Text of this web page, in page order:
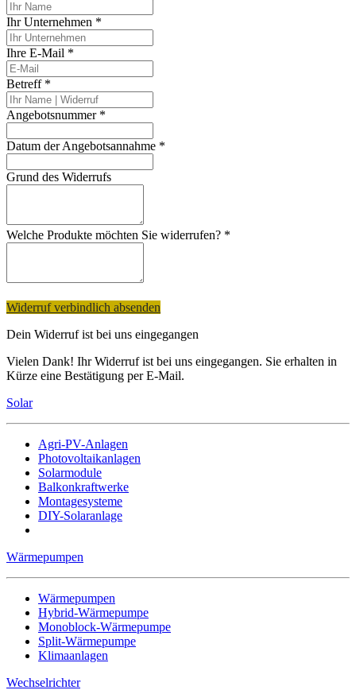
Ihr Unternehmen *
Ihre E-Mail *
Betreff*
Angebotsnummer*
Datum der Angebotsannahme *
Grund des Widerrufs
Welche Produkte möchten Sie widerrufen? *
Widerruf verbindlich absenden
Dein Widerruf ist bei uns eingegangen
Vielen Dank! Ihr Widerruf ist bei uns eingegangen. Sie erhalten in
Kürze eine Bestätigung per E-Mail.
Solar
Agri-PV-Anlagen
Photovoltaikanlagen
Solarmodule
Balkonkraftwerke
Montagesysteme
DIY-Solaranlage
Wärmepumpen
Wärmepumpen
Hybrid-Wärmepumpe
Monoblock-Wärmepumpe
Split-Wärmepumpe
Klimaanlagen
Wechselrichter